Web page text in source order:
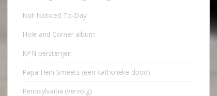
Not Noticed To-Day
Hole and Corner album
KPN persterijen
Papa Hein Smeets (een katholieke dood)
Pennsylvania (vervolg)